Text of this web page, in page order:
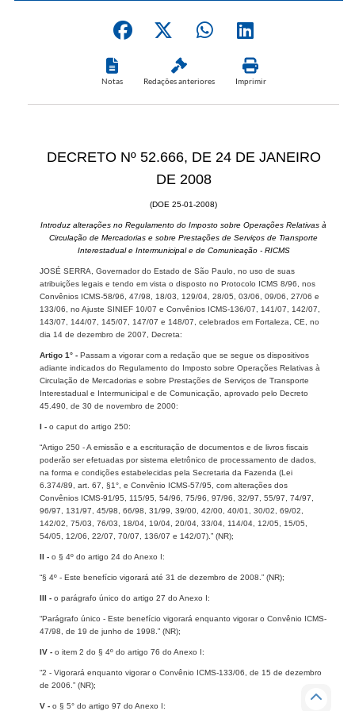
Notas Redações anteriores Imprimir
DECRETO Nº 52.666, DE 24 DE JANEIRO
DE 2008
(DOE 25-01-2008)
Introduz alterações no Regulamento do Imposto sobre Operações Relativas à
Circulação de Mercadorias e sobre Prestações de Serviços de Transporte
Interestadual e Intermunicipal e de Comunicação - RICMS
JOSÉ SERRA, Governador do Estado de São Paulo, no uso de suas
atribuições legais e tendo em vista o disposto no Protocolo ICMS 8/96, nos
Convênios ICMS-58/96, 47/98, 18/03, 129/04, 28/05, 03/06, 09/06, 27/06 e
133/06, no Ajuste SINIEF 10/07 e Convênios ICMS-136/07, 141/07, 142/07,
143/07, 144/07, 145/07, 147/07 e 148/07, celebrados em Fortaleza, CE, no
dia 14 de dezembro de 2007, Decreta:
Artigo 1° - Passam a vigorar com a redação que se segue os dispositivos
adiante indicados do Regulamento do Imposto sobre Operações Relativas à
Circulação de Mercadorias e sobre Prestações de Serviços de Transporte
Interestadual e Intermunicipal e de Comunicação, aprovado pelo Decreto
45.490, de 30 de novembro de 2000:
I - o caput do artigo 250:
“Artigo 250 - A emissão e a escrituração de documentos e de livros fiscais
poderão ser efetuadas por sistema eletrônico de processamento de dados,
na forma e condições estabelecidas pela Secretaria da Fazenda (Lei
6.374/89, art. 67, §1°, e Convênio ICMS-57/95, com alterações dos
Convênios ICMS-91/95, 115/95, 54/96, 75/96, 97/96, 32/97, 55/97, 74/97,
96/97, 131/97, 45/98, 66/98, 31/99, 39/00, 42/00, 40/01, 30/02, 69/02,
142/02, 75/03, 76/03, 18/04, 19/04, 20/04, 33/04, 114/04, 12/05, 15/05,
54/05, 12/06, 22/07, 70/07, 136/07 e 142/07).” (NR);
II - o § 4º do artigo 24 do Anexo I:
“§ 4º - Este benefício vigorará até 31 de dezembro de 2008.” (NR);
III - o parágrafo único do artigo 27 do Anexo I:
“Parágrafo único - Este benefício vigorará enquanto vigorar o Convênio ICMS-
47/98, de 19 de junho de 1998.” (NR);
IV - o item 2 do § 4º do artigo 76 do Anexo I:
“2 - Vigorará enquanto vigorar o Convênio ICMS-133/06, de 15 de dezembro
de 2006.” (NR);
V - o § 5° do artigo 97 do Anexo I: